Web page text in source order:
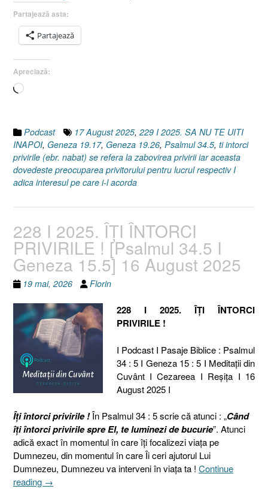
Partajează asta:
Partajează
Apreciază:
Încarc...
Podcast 17 August 2025, 229 I 2025. SA NU TE UITI
INAPOI, Geneza 19.17, Geneza 19.26, Psalmul 34.5, ti intorci
privirile (ebr. nabat) se refera la zabovirea privirii iar aceasta
dovedeste preocuparea privitorului pentru lucrul respectiv I
adica interesul pe care i-l acorda
228 I 2025. ÎȚI ÎNTORCI
PRIVIRILE ! [Psalmul 34.5 I
Geneza 15.5] 16 August 2025
19 mai, 2026 Florin
228 I 2025. ÎȚI ÎNTORCI
PRIVIRILE !
I Podcast I Pasaje Biblice : Psalmul
34 : 5 I Geneza 15 : 5 I Meditaţii din
Cuvânt I Cezareea I Reşiţa I 16
August 2025 I
Îți întorci privirile !În Psalmul 34 : 5 scrie că atunci : „Când
îţi întorci privirile spre El, te luminezi de bucurie”. Atunci
adică exact în momentul în care îți focalizezi viața pe
Dumnezeu, din momentul în care Îi ceri ajutorul Lui
Dumnezeu, Dumnezeu va interveni în viața ta ! Continue
reading „228
→